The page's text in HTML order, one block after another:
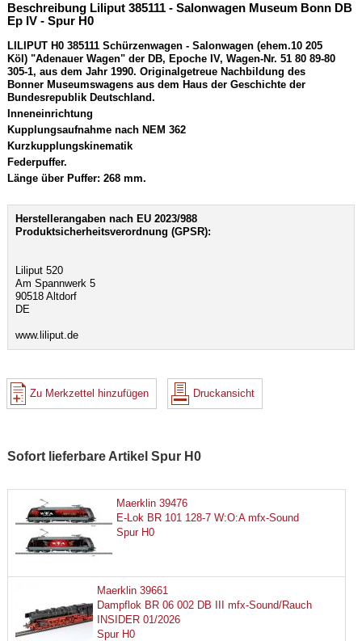
Beschreibung Liliput 385111 - Salonwagen Museum Bonn DB
Ep IV - Spur H0
LILIPUT H0 385111 Schürzenwagen - Salonwagen (ehem.10 205
Köl) "Adenauer Wagen" der DB, Epoche IV, Wagen-Nr. 51 80 89-80
305-1, aus dem Jahr 1990. Originalgetreue Nachbildung des
Bonner Museumswagens aus dem Haus der Geschichte der
Bundesrepublik Deutschland.
Inneneinrichtung
Kupplungsaufnahme nach NEM 362
Kurzkupplungskinematik
Federpuffer.
Länge über Puffer: 268 mm.
Herstellerangaben nach EU 2023/988
Produktsicherheitsverordnung (GPSR):
Liliput 520
Am Spannwerk 5
90518 Altdorf
DE
www.liliput.de
Zu Merkzettel hinzufügen Druckansicht
Sofort lieferbare Artikel Spur H0
Maerklin 39476
E-Lok BR 101 128-7 W:O:A mfx-Sound
Spur H0
Maerklin 39661
Dampflok BR 06 002 DB III mfx-Sound/Rauch
INSIDER 01/2026
Spur H0